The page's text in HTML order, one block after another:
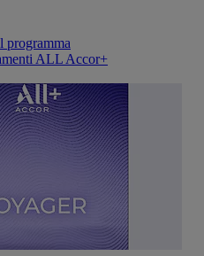
programma
ALL Accor+